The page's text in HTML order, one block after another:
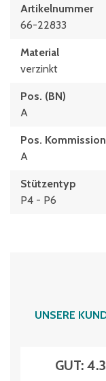
Artikelnummer
66-22833
Material
verzinkt
Pos. (BN)
A
Pos.
A
Stützentyp
P4 - P6
UNSERE
GUT: